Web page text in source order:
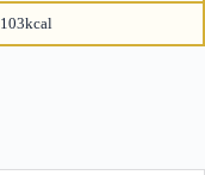
103kcal